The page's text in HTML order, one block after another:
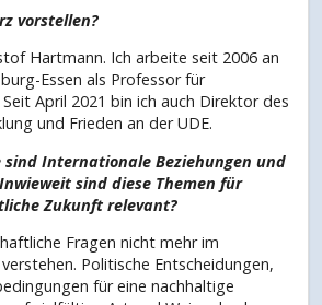
vorstellen?
Hartmann. Ich arbeite seit 2006 an
Essen als Professor für
April 2021 bin ich auch Direktor des
und Frieden an der UDE.
sind Internationale Beziehungen und
sind diese Themen für
Zukunft relevant?
Fragen nicht mehr im
Politische Entscheidungen,
für eine nachhaltige